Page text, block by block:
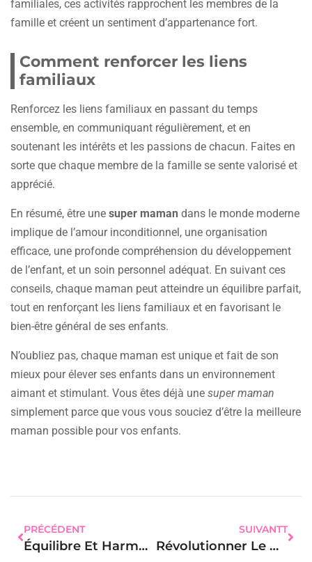
familiales, ces activités rapprochent les membres de la
famille et créent un sentiment d’appartenance fort.
Comment renforcer les liens
familiaux
Renforcez les liens familiaux en passant du temps
ensemble, en communiquant régulièrement, et en
soutenant les intérêts et les passions de chacun. Faites en
sorte que chaque membre de la famille se sente valorisé et
apprécié.
En résumé, être une super maman dans le monde moderne
implique de l’amour inconditionnel, une organisation
efficace, une profonde compréhension du développement
de l’enfant, et un soin personnel adéquat. En suivant ces
conseils, chaque maman peut atteindre un équilibre parfait,
tout en renforçant les liens familiaux et en favorisant le
bien-être général de ses enfants.
N’oubliez pas, chaque maman est unique et fait de son
mieux pour élever ses enfants dans un environnement
aimant et stimulant. Vous êtes déjà une super maman
simplement parce que vous vous souciez d’être la meilleure
maman possible pour vos enfants.
PRÉCÉDENT
Équilibre Et Harmonie : Secrets D’une Vie De Famille Épanouie Pour Les Femmes
SUIVANTT
Révolutionner Le Quotidien Familial : Astuces Surprenantes Pour Les Femmes Actives